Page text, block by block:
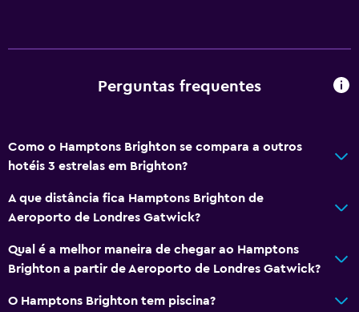
Perguntas frequentes
Como o Hamptons Brighton se compara a outros
hotéis 3 estrelas em Brighton?
A que distância fica Hamptons Brighton de
Aeroporto de Londres Gatwick?
Qual é a melhor maneira de chegar ao Hamptons
Brighton a partir de Aeroporto de Londres Gatwick?
O Hamptons Brighton tem piscina?